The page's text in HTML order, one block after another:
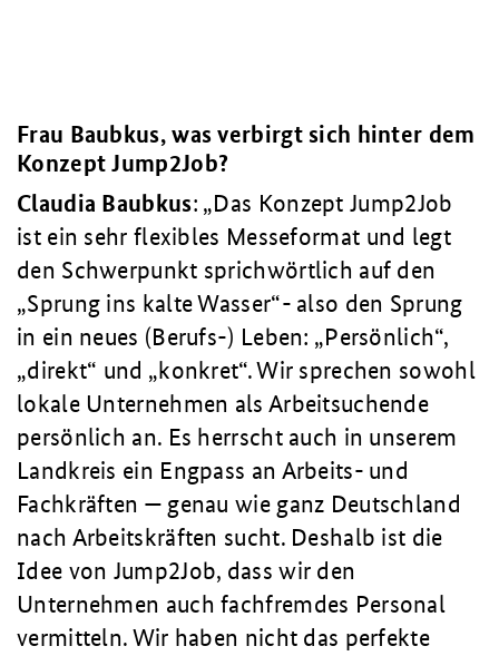
Frau Baubkus, was verbirgt sich hinter dem
Konzept Jump2Job?
Claudia Baubkus:
Das Konzept Jump2Job
ist ein sehr flexibles Messeformat und legt
den Schwerpunkt sprichwörtlich auf den
„Sprung ins kalte Wasser“- also den Sprung
in ein neues (Berufs-) Leben: „Persönlich“,
„direkt“ und „konkret“. Wir sprechen sowohl
lokale Unternehmen als Arbeitsuchende
persönlich an. Es herrscht auch in unserem
Landkreis ein Engpass an Arbeits- und
Fachkräften — genau wie ganz Deutschland
nach Arbeitskräften sucht. Deshalb ist die
Idee von Jump2Job, dass wir den
Unternehmen auch fachfremdes Personal
vermitteln. Wir haben nicht das perfekte